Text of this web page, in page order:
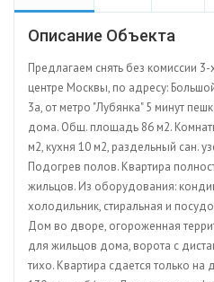
Описание Объекта
Предлагаем снять без комиссии
центре Москвы, по адресу:
3а, от метро "Лубянка" 5 минут
дома. Общ. площадь 86 м2.
м2, кухня 10 м2, раздельный сан.
Подогрев полов. Квартира
жильцов. Из оборудования:
холодильник, стиральная и
Дом во дворе, огороженная
для жильцов дома, ворота с
тихо. Квартира сдается только на